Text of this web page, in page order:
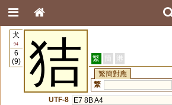
犬
94
6
(9)
狤 繁 簡 港
繁簡對應
繁
UTF-8
E7 8B A4